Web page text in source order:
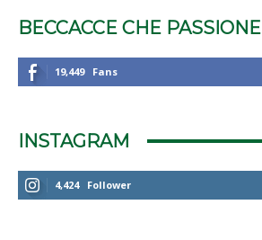
BECCACCE CHE PASSIONE
19,449 Fans
INSTAGRAM
4,424 Follower